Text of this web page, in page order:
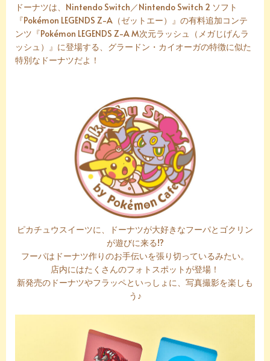
ドーナツは、Nintendo Switch／Nintendo Switch 2 ソフト
『Pokémon LEGENDS Z-A（ゼットエー）』の有料追加コンテ
ンツ『Pokémon LEGENDS Z-A M次元ラッシュ（メガじげんラ
ッシュ）』に登場する、グラードン・カイオーガの特徴に似た
特別なドーナツだよ！
ピカチュウスイーツに、ドーナツが大好きなフーパとゴクリン
が遊びに来る!?
フーパはドーナツ作りのお手伝いを張り切っているみたい。
店内にはたくさんのフォトスポットが登場！
新発売のドーナツやフラッペといっしょに、写真撮影を楽しも
う♪